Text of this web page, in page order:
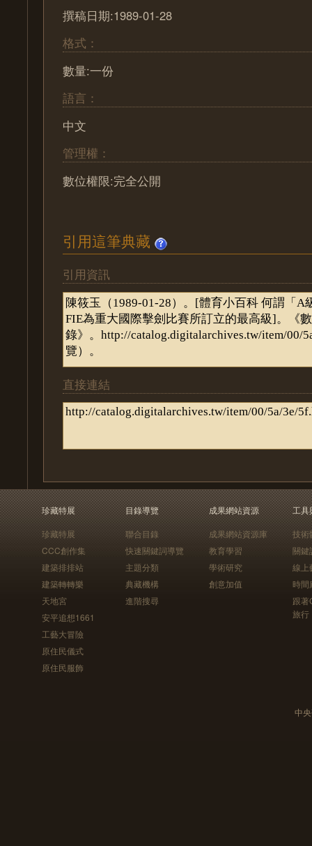
撰稿日期:1989-01-28
格式：
數量:一份
語言：
中文
管理權：
數位權限:完全公開
引用這筆典藏
引用資訊
直接連結
珍藏特展
珍藏特展
CCC創作集
建築排排站
建築轉轉樂
天地宮
安平追想1661
工藝大冒險
原住民儀式
原住民服飾
目錄導覽
聯合目錄
快速關鍵詞導覽
主題分類
典藏機構
進階搜尋
成果網站資源
成果網站資源庫
教育學習
學術研究
創意加值
工具
技術
關鍵
線上
時間
跟
旅行
中